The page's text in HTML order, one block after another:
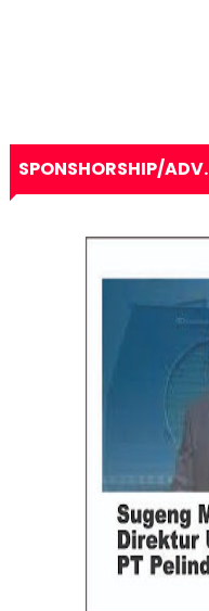
SPONSHORSHIP/ADV.